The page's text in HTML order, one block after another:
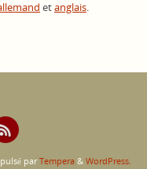
etanglais.
parTempera & WordPress.